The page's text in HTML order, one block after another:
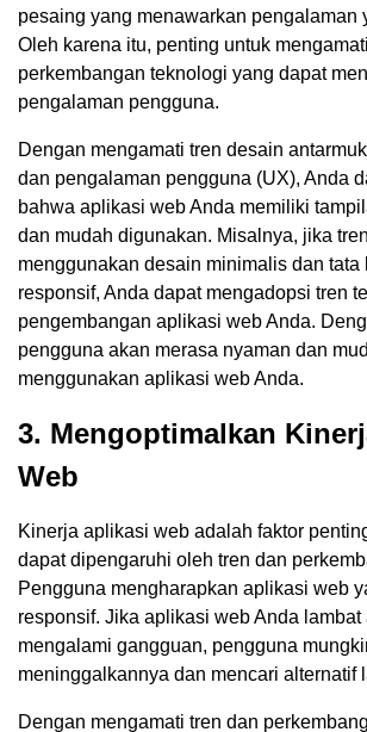
pesaing yang menawarkan pengalaman
Oleh karena itu, penting untuk
perkembangan teknologi yang dapat
pengalaman pengguna.
Dengan mengamati tren desain
dan pengalaman pengguna (UX), Anda
bahwa aplikasi web Anda memiliki
dan mudah digunakan. Misalnya, jika
menggunakan desain minimalis dan tata
responsif, Anda dapat mengadopsi tren
pengembangan aplikasi web Anda.
pengguna akan merasa nyaman dan
menggunakan aplikasi web Anda.
3. Mengoptimalkan
Web
Kinerja aplikasi web adalah faktor
dapat dipengaruhi oleh tren dan
Pengguna mengharapkan aplikasi web
responsif. Jika aplikasi web Anda lambat
mengalami gangguan, pengguna
meninggalkannya dan mencari alternatif
Dengan mengamati tren dan